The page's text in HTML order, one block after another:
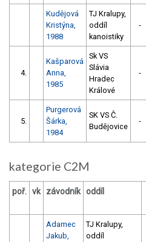
Kudějová
Kristýna,
1988
TJ Kralupy,
oddíl
kanoistiky
-
4.
Kašparová
Anna,
1985
Sk VS
Slávia
Hradec
Králové
-
5.
Purgerová
Šárka,
1984
SK VS Č.
Budějovice
-
kategorie C2M
poř. vk závodník oddíl
Adamec
Jakub,
TJ Kralupy,
oddíl